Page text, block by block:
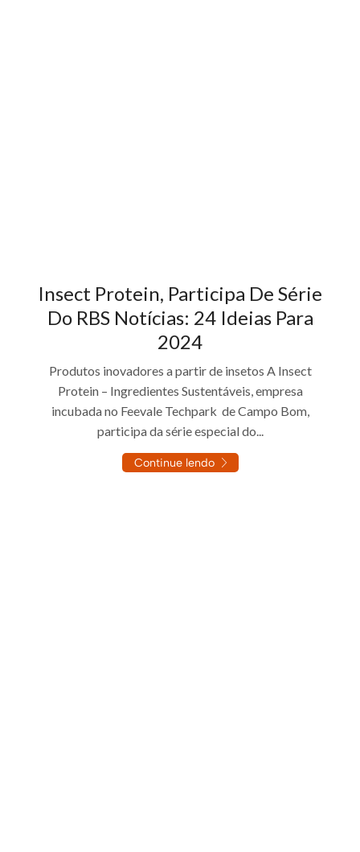
Insect Protein, Participa De Série
Do RBS Notícias: 24 Ideias Para
2024
Produtos inovadores a partir de insetos A Insect
Protein – Ingredientes Sustentáveis, empresa
incubada no Feevale Techpark de Campo Bom,
participa da série especial do...
Continue lendo